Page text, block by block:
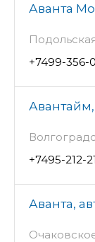
Аванта
+7499-356-
Авантайм,
+7495-212-
Аванта,